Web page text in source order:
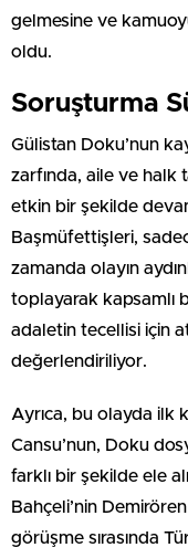
gelmesine ve
oldu.
Soruşturma
Gülistan Doku’nun
zarfında, aile ve halk
etkin bir şekilde
Başmüfettişleri,
zamanda olayın
toplayarak kapsamlı
adaletin tecellisi için
değerlendiriliyor.
Ayrıca, bu olayda ilk
Cansu’nun, Doku
farklı bir şekilde ele
Bahçeli’nin
görüşme sırasında